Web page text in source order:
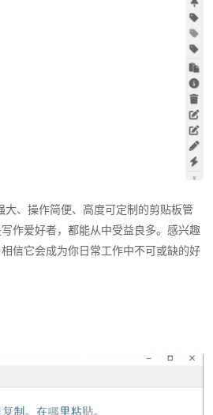
、操作简便、高度可定制的剪贴板管
作爱好者，都能从中受益良多。感兴趣
信它会成为你日常工作中不可或缺的好